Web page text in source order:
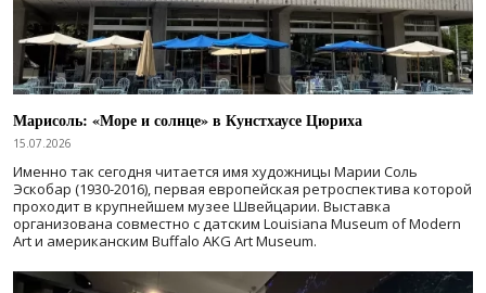
Марисоль: «Море и солнце» в Кунстхаусе Цюриха
15.07.2026
Именно так сегодня читается имя художницы Марии Соль
Эскобар (1930-2016), первая европейская ретроспектива которой
проходит в крупнейшем музее Швейцарии. Выставка
организована совместно с датским Louisiana Museum of Modern
Art и американским Buffalo AKG Art Museum.